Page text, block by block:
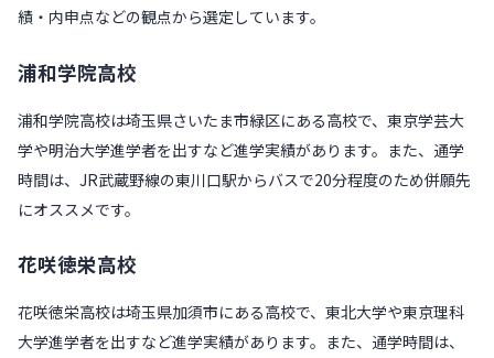
績・内申点などの観点から選定しています。
浦和学院高校
浦和学院高校は埼玉県さいたま市緑区にある高校で、東京学芸大
学や明治大学進学者を出すなど進学実績があります。また、通学
時間は、JR武蔵野線の東川口駅からバスで20分程度のため併願先
にオススメです。
花咲徳栄高校
花咲徳栄高校は埼玉県加須市にある高校で、東北大学や東京理科
大学進学者を出すなど進学実績があります。また、通学時間は、